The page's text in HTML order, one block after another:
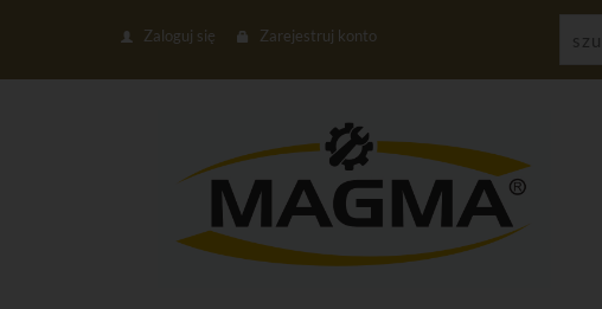
Zaloguj się Zarejestruj konto